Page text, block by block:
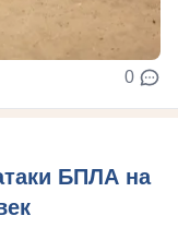
0
БПЛА на